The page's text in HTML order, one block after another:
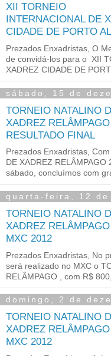
XII TORNEIO
INTERNACIONAL DE
CIDADE DE PORTO
Prezados Enxadristas, O
de convidá-los para o XII
XADREZ CIDADE DE
sábado, 15 de
TORNEIO NATALINO
XADREZ
RESULTADO FINAL
Prezados Enxadristas,
DE XADREZ
sábado, concluímos com
quarta-feira, 12 de
TORNEIO NATALINO
XADREZ
MXC 2012
Prezados Enxadristas, No
será realizado no MXC o
RELÂMPAGO , com R$
domingo, 2 de
TORNEIO NATALINO
XADREZ
MXC 2012